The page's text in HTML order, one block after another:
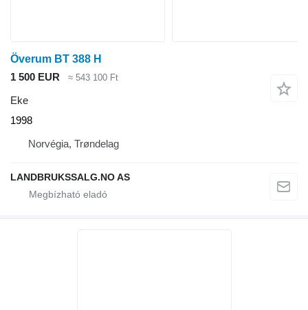
Överum BT 388 H
1 500 EUR
≈ 543 100 Ft
Eke
1998
Norvégia, Trøndelag
LANDBRUKSSALG.NO AS